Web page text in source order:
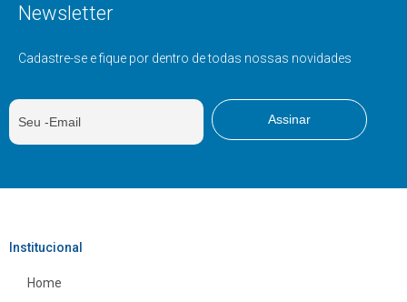
Newsletter
Cadastre-se e fique por dentro de todas nossas novidades
Institucional
Home